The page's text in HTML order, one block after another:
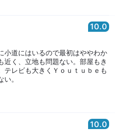
10.0
小道にはいるので最初はややわか
近く、立地も問題ない。部屋もき
テレビも大きくＹｏｕｔｕｂｅも
。
10.0